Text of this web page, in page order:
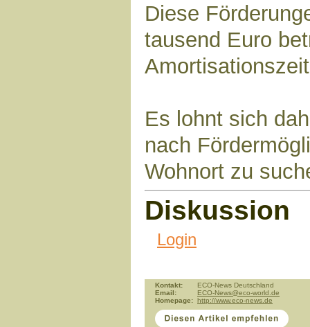
Diese
tausend Euro
Es lohnt sich
nach
Wohnort zu
Diskussion
Login
Kontakt:
ECO-News Deutschland
Email:
ECO-News@eco-world.de
Homepage: http://www.eco-news.de